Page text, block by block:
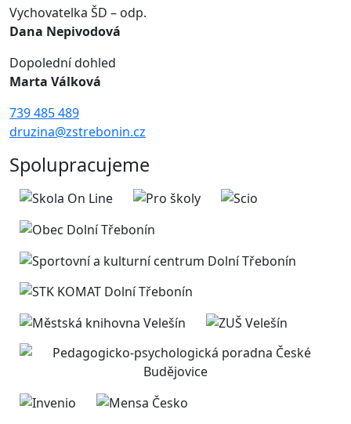
Vychovatelka ŠD – odp.
Dana Nepivodová
Dopolední dohled
Marta Válková
739 485 489
druzina@zstrebonin.cz
Spolupracujeme